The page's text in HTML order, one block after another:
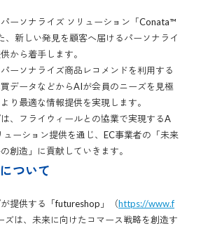
ーソナライズ ソリューション「Conata™
、新しい発見を顧客へ届けるパーソナライ
から着手します。
ーソナライズ商品レコメンドを利用する
データなどからAIが会員のニーズを見極
り最適な情報提供を実現します。
、フライウィールとの協業で実現するA
ーション提供を通じ、EC事業者の「未来
創造」に貢献していきます。
ついて
提供する「futureshop」（https://www.f
ズは、未来に向けたコマース戦略を創造す